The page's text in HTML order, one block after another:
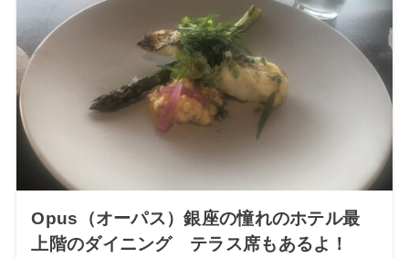
Opus（オーパス）銀座の憧れのホテル最
上階のダイニング テラス席もあるよ！